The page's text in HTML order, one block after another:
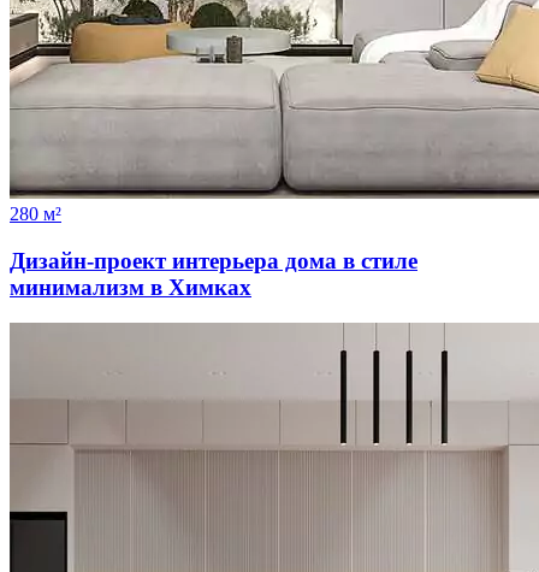
280 м²
Дизайн-проект интерьера дома в стиле
минимализм в Химках